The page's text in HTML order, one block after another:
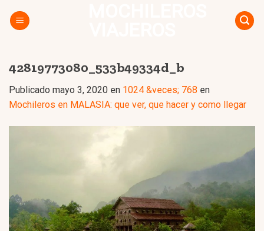
42819773080_533b49334d_b
Publicado mayo 3, 2020 en 1024 &veces; 768 en
Mochileros en MALASIA: que ver, que hacer y como llegar